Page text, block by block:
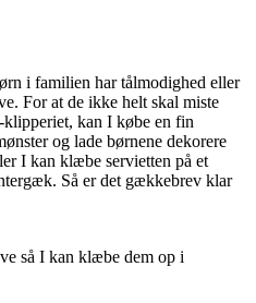
i familien har tålmodighed eller
For at de ikke helt skal miste
kan I købe en fin
og lade børnene dekorere
I kan klæbe servietten på et
Så er det gækkebrev klar
så I kan klæbe dem op i